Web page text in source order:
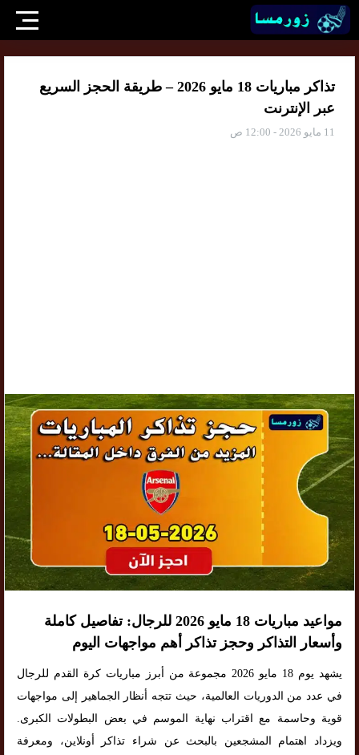
تذاكر مباريات 18 مايو 2026 – طريقة الحجز السريع
عبر الإنترنت
11 مايو 2026 - 12:00 ص
مواعيد مباريات 18 مايو 2026 للرجال: تفاصيل كاملة
وأسعار التذاكر وحجز تذاكر أهم مواجهات اليوم
يشهد يوم 18 مايو 2026 مجموعة من أبرز مباريات كرة القدم للرجال
في عدد من الدوريات العالمية، حيث تتجه أنظار الجماهير إلى مواجهات
قوية وحاسمة مع اقتراب نهاية الموسم في بعض البطولات الكبرى.
ويزداد اهتمام المشجعين بالبحث عن شراء تذاكر أونلاين، ومعرفة